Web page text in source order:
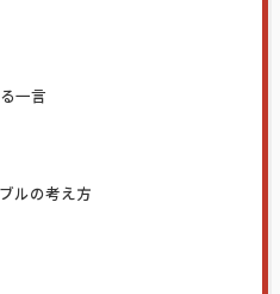
一言
ルの考え方